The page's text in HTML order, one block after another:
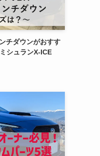
チダウンがおすす
シュランX-ICE